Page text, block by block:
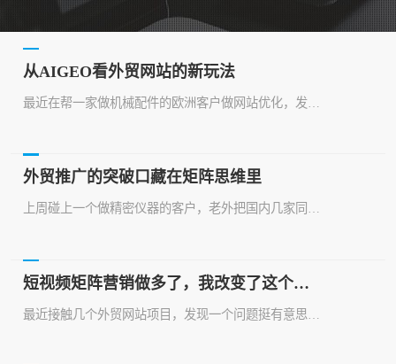
从AIGEO看外贸网站的新玩法
外贸推广的突破口藏在矩阵思维里
短视频矩阵营销做多了，我改变了这个看法